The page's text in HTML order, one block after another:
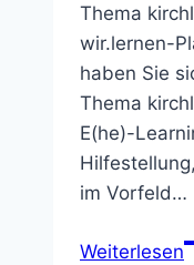
Thema
wir.lernen-
haben Sie
Thema
E(he)-
im Vorfeld…
Weiterlesen